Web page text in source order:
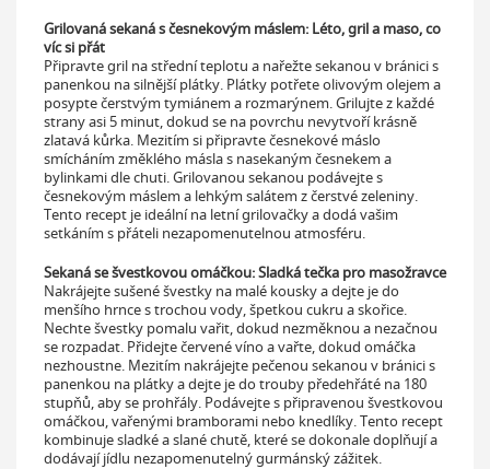
Grilovaná sekaná s česnekovým máslem: Léto, gril a maso, co
víc si přát
Připravte gril na střední teplotu a nařežte sekanou v bránici s
panenkou na silnější plátky. Plátky potřete olivovým olejem a
posypte čerstvým tymiánem a rozmarýnem. Grilujte z každé
strany asi 5 minut, dokud se na povrchu nevytvoří krásně
zlatavá kůrka. Mezitím si připravte česnekové máslo
smícháním změklého másla s nasekaným česnekem a
bylinkami dle chuti. Grilovanou sekanou podávejte s
česnekovým máslem a lehkým salátem z čerstvé zeleniny.
Tento recept je ideální na letní grilovačky a dodá vašim
setkáním s přáteli nezapomenutelnou atmosféru.
Sekaná se švestkovou omáčkou: Sladká tečka pro masožravce
Nakrájejte sušené švestky na malé kousky a dejte je do
menšího hrnce s trochou vody, špetkou cukru a skořice.
Nechte švestky pomalu vařit, dokud nezměknou a nezačnou
se rozpadat. Přidejte červené víno a vařte, dokud omáčka
nezhoustne. Mezitím nakrájejte pečenou sekanou v bránici s
panenkou na plátky a dejte je do trouby předehřáté na 180
stupňů, aby se prohřály. Podávejte s připravenou švestkovou
omáčkou, vařenými bramborami nebo knedlíky. Tento recept
kombinuje sladké a slané chutě, které se dokonale doplňují a
dodávají jídlu nezapomenutelný gurmánský zážitek.